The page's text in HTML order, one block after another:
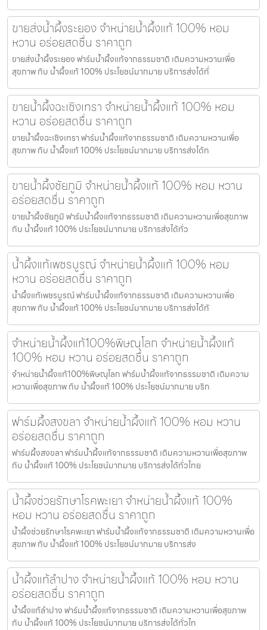
ขายส่งน้ำผึ้งระยอง จำหน่ายน้ำผึ้งแท้ 100% หอม
หวาน อร่อยสดชื่น ราคาถูก
ขายส่งน้ำผึ้งระยอง ฟาร์มน้ำผึ้งแท้จากธรรมชาติ เติมความหวานเพื่อ
สุขภาพ กับ น้ำผึ้งแท้ 100% ประโยชน์มากมาย บริการส่งได้ทั่
ขายน้ำผึ้งฉะเชิงเทรา จำหน่ายน้ำผึ้งแท้ 100% หอม
หวาน อร่อยสดชื่น ราคาถูก
ขายน้ำผึ้งฉะเชิงเทรา ฟาร์มน้ำผึ้งแท้จากธรรมชาติ เติมความหวานเพื่อ
สุขภาพ กับ น้ำผึ้งแท้ 100% ประโยชน์มากมาย บริการส่งได้ท
ขายน้ำผึ้งชัยภูมิ จำหน่ายน้ำผึ้งแท้ 100% หอม หวาน
อร่อยสดชื่น ราคาถูก
ขายน้ำผึ้งชัยภูมิ ฟาร์มน้ำผึ้งแท้จากธรรมชาติ เติมความหวานเพื่อสุขภาพ
กับ น้ำผึ้งแท้ 100% ประโยชน์มากมาย บริการส่งได้ทั่ว
น้ำผึ้งแท้เพชรบูรณ์ จำหน่ายน้ำผึ้งแท้ 100% หอม
หวาน อร่อยสดชื่น ราคาถูก
น้ำผึ้งแท้เพชรบูรณ์ ฟาร์มน้ำผึ้งแท้จากธรรมชาติ เติมความหวานเพื่อ
สุขภาพ กับ น้ำผึ้งแท้ 100% ประโยชน์มากมาย บริการส่งได้ทั
จำหน่ายน้ำผึ้งแท้100%พิษณุโลก จำหน่ายน้ำผึ้งแท้
100% หอม หวาน อร่อยสดชื่น ราคาถูก
จำหน่ายน้ำผึ้งแท้100%พิษณุโลก ฟาร์มน้ำผึ้งแท้จากธรรมชาติ เติมความ
หวานเพื่อสุขภาพ กับ น้ำผึ้งแท้ 100% ประโยชน์มากมาย บริก
ฟาร์มผึ้งสงขลา จำหน่ายน้ำผึ้งแท้ 100% หอม หวาน
อร่อยสดชื่น ราคาถูก
ฟาร์มผึ้งสงขลา ฟาร์มน้ำผึ้งแท้จากธรรมชาติ เติมความหวานเพื่อสุขภาพ
กับ น้ำผึ้งแท้ 100% ประโยชน์มากมาย บริการส่งได้ทั่วไทย
น้ำผึ้งช่วยรักษาโรคพะเยา จำหน่ายน้ำผึ้งแท้ 100%
หอม หวาน อร่อยสดชื่น ราคาถูก
น้ำผึ้งช่วยรักษาโรคพะเยา ฟาร์มน้ำผึ้งแท้จากธรรมชาติ เติมความหวานเพื่อ
สุขภาพ กับ น้ำผึ้งแท้ 100% ประโยชน์มากมาย บริการส่ง
น้ำผึ้งแท้ลำปาง จำหน่ายน้ำผึ้งแท้ 100% หอม หวาน
อร่อยสดชื่น ราคาถูก
น้ำผึ้งแท้ลำปาง ฟาร์มน้ำผึ้งแท้จากธรรมชาติ เติมความหวานเพื่อสุขภาพ
กับ น้ำผึ้งแท้ 100% ประโยชน์มากมาย บริการส่งได้ทั่วไท